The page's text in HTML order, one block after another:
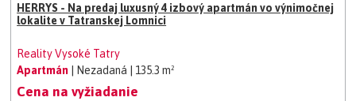
HERRYS - Na predaj luxusný 4 izbový apartmán vo výnimočnej
lokalite v Tatranskej Lomnici
Reality Vysoké Tatry
Apartmán
| Nezadaná | 135.3 m²
Cena na vyžiadanie